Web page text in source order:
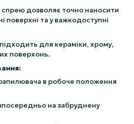
дозволяє точно наносити
поверхні та у важкодоступні
для кераміки, хрому,
поверхонь.
в робоче положення
на забруднену